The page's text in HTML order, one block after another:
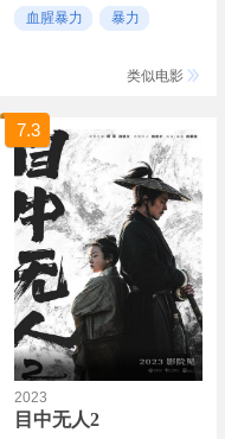
血腥暴力
暴力
类似电影
7.3
2023
目中无人2